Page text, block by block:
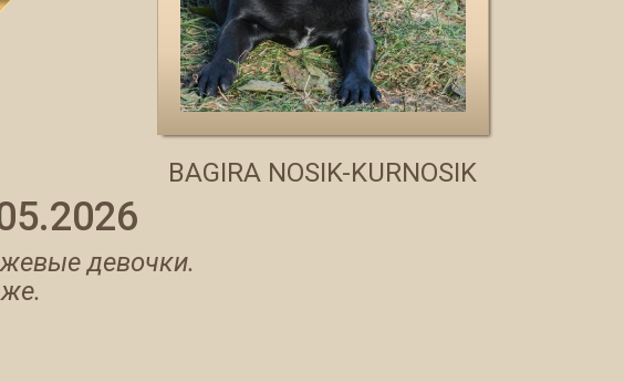
ВAGIRA NOSIK-KURNOSIK
девочки.